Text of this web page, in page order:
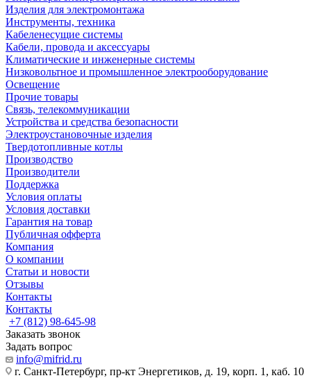
Изделия для электромонтажа
Инструменты, техника
Кабеленесущие системы
Кабели, провода и аксессуары
Климатические и инженерные системы
Низковольтное и промышленное электрооборудование
Освещение
Прочие товары
Связь, телекоммуникации
Устройства и средства безопасности
Электроустановочные изделия
Твердотопливные котлы
Производство
Производители
Поддержка
Условия оплаты
Условия доставки
Гарантия на товар
Публичная офферта
Компания
О компании
Статьи и новости
Отзывы
Контакты
Контакты
+7 (812) 98-645-98
Заказать звонок
Задать вопрос
info@mifrid.ru
г. Санкт-Петербург, пр-кт Энергетиков, д. 19, корп. 1, каб. 10